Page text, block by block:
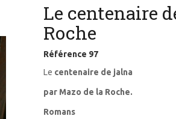
Le centenaire
Roche
Référence 97
Le centenaire de jalna
par Mazo de la Roche.
Romans